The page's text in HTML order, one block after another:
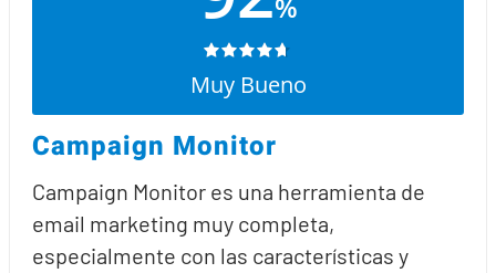
Muy Bueno
Campaign Monitor
Campaign Monitor es una herramienta de
email marketing muy completa,
especialmente con las características y